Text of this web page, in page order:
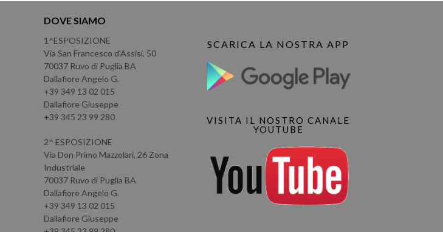
DOVE SIAMO
1^ESPOSIZIONE
Via San Francesco d'Assisi, 50
70037 Ruvo di Puglia BA
Dallafiore Angelo G.
+39 349 13 02 015
Dallafiore Giuseppe
+39 345 23 99 280
2^ ESPOSIZIONE
Via Don Primo Mazzolari, 26 Zona
Industriale
70037 Ruvo di Puglia BA
Dallafiore Angelo G.
+39 349 13 02 015
Dallafiore Giuseppe
SCARICA LA NOSTRA APP
VISITA IL NOSTRO CANALE
YOUTUBE